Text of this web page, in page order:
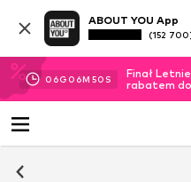
ABOUT YOU App
(152
06G 06M 49 S
Finał
rabatem